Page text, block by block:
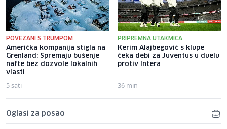
POVEZANI S TRUMPOM
Američka kompanija stigla na
Grenland: Spremaju bušenje
nafte bez dozvole lokalnih
vlasti
5 sati
PRIPREMNA UTAKMICA
Kerim Alajbegović s klupe
čeka debi za Juventus u duelu
protiv Intera
36 min
Oglasi za posao